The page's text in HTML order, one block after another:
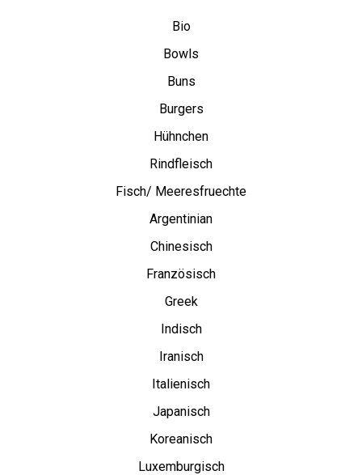
Bio
Bowls
Buns
Burgers
Hühnchen
Rindfleisch
Fisch/ Meeresfruechte
Argentinian
Chinesisch
Französisch
Greek
Indisch
Iranisch
Italienisch
Japanisch
Koreanisch
Luxemburgisch